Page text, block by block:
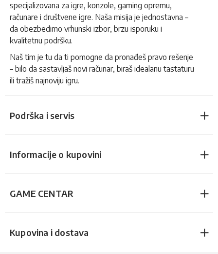
specijalizovana za igre, konzole, gaming opremu,
računare i društvene igre. Naša misija je jednostavna –
da obezbedimo vrhunski izbor, brzu isporuku i
kvalitetnu podršku.
Naš tim je tu da ti pomogne da pronađeš pravo rešenje
– bilo da sastavljaš novi računar, biraš idealanu tastaturu
ili tražiš najnoviju igru.
Podrška i servis
Informacije o kupovini
GAME CENTAR
Kupovina i dostava